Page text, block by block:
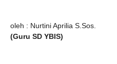
oleh : Nurtini Aprilia S.Sos.
(Guru SD YBIS)